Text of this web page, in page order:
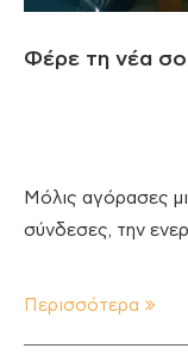
Φέρε τη νέα
Μόλις αγόρασες
σύνδεσες, την
Περισσότερα